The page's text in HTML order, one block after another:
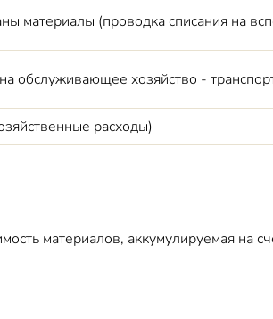
материалы (проводка списания на
обслуживающее хозяйство -
расходы)
материалов, аккумулируемая на